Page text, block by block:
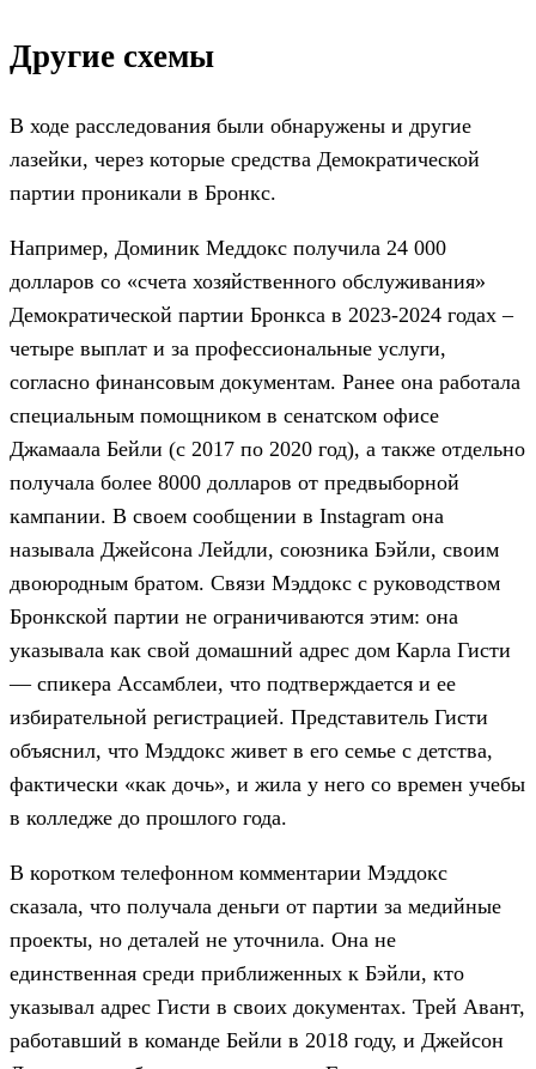
Другие схемы
В ходе расследования были обнаружены и другие
лазейки, через которые средства Демократической
партии проникали в Бронкс.
Например, Доминик Меддокс получила 24 000
долларов со «счета хозяйственного обслуживания»
Демократической партии Бронкса в 2023-2024 годах –
четыре выплат и за профессиональные услуги,
согласно финансовым документам. Ранее она работала
специальным помощником в сенатском офисе
Джамаала Бейли (с 2017 по 2020 год), а также отдельно
получала более 8000 долларов от предвыборной
кампании. В своем сообщении в Instagram она
называла Джейсона Лейдли, союзника Бэйли, своим
двоюродным братом. Связи Мэддокс с руководством
Бронкской партии не ограничиваются этим: она
указывала как свой домашний адрес дом Карла Гисти
— спикера Ассамблеи, что подтверждается и ее
избирательной регистрацией. Представитель Гисти
объяснил, что Мэддокс живет в его семье с детства,
фактически «как дочь», и жила у него со времен учебы
в колледже до прошлого года.
В коротком телефонном комментарии Мэддокс
сказала, что получала деньги от партии за медийные
проекты, но деталей не уточнила. Она не
единственная среди приближенных к Бэйли, кто
указывал адрес Гисти в своих документах. Трей Авант,
работавший в команде Бейли в 2018 году, и Джейсон